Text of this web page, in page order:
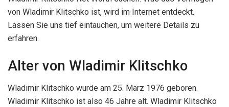
von Wladimir Klitschko ist, wird im Internet entdeckt.
Lassen Sie uns tief eintauchen, um weitere Details zu
erfahren.
Alter von Wladimir Klitschko
Wladimir Klitschko wurde am 25. März 1976 geboren.
Wladimir Klitschko ist also 46 Jahre alt. Wladimir Klitschko